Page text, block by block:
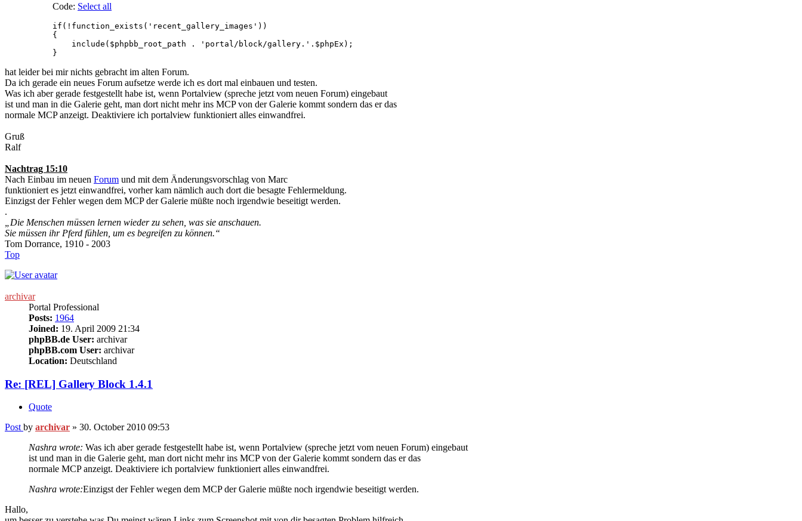
Code: Select all
if(!function_exists('recent_gallery_images'))
{
include($phpbb_root_path . 'portal/block/gallery.'.$phpEx);
}
hat leider bei mir nichts gebracht im alten Forum.
Da ich gerade ein neues Forum aufsetze werde ich es dort mal einbauen und testen.
Was ich aber gerade festgestellt habe ist, wenn Portalview (spreche jetzt vom neuen Forum) eingebaut
ist und man in die Galerie geht, man dort nicht mehr ins MCP von der Galerie kommt sondern das er das
normale MCP anzeigt. Deaktiviere ich portalview funktioniert alles einwandfrei.
Gruß
Ralf
Nachtrag 15:10
Nach Einbau im neuen Forum und mit dem Änderungsvorschlag von Marc
funktioniert es jetzt einwandfrei, vorher kam nämlich auch dort die besagte Fehlermeldung.
Einzigst der Fehler wegen dem MCP der Galerie müßte noch irgendwie beseitigt werden.
.
„Die Menschen müssen lernen wieder zu sehen, was sie anschauen.
Sie müssen ihr Pferd fühlen, um es begreifen zu können.“
Tom Dorrance, 1910 - 2003
Top
archivar
Portal Professional
Posts: 1964
Joined: 19. April 2009 21:34
phpBB.de User: archivar
phpBB.com User: archivar
Location: Deutschland
Re: [REL] Gallery Block 1.4.1
Quote
Post by archivar » 30. October 2010 09:53
Nashra wrote: Was ich aber gerade festgestellt habe ist, wenn Portalview (spreche jetzt vom neuen Forum) eingebaut
ist und man in die Galerie geht, man dort nicht mehr ins MCP von der Galerie kommt sondern das er das
normale MCP anzeigt. Deaktiviere ich portalview funktioniert alles einwandfrei.
Nashra wrote:Einzigst der Fehler wegen dem MCP der Galerie müßte noch irgendwie beseitigt werden.
Hallo,